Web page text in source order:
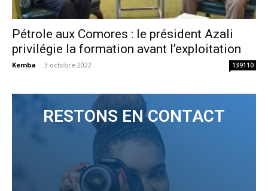
Pétrole aux Comores : le président Azali
privilégie la formation avant l’exploitation
Kemba - 3 octobre 2022 139110
RESTONS EN CONTACT